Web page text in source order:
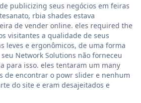
publicizing seus negócios em feiras
rbia shades estava
de vender online. eles required the
visitantes a qualidade de seus
leves e ergonômicos, de uma forma
Network Solutions não forneceu
para isso. eles tentaram um many
de encontrar o powr slider e nenhum
do site e eram desajeitados e